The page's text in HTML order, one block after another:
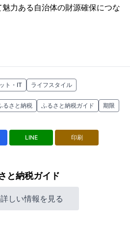
力ある自治体の財源確保につな
ト・IT ライフスタイル
るさと納税 ふるさと納税ガイド 期限
LINE 印刷
と納税ガイド
しい情報を見る